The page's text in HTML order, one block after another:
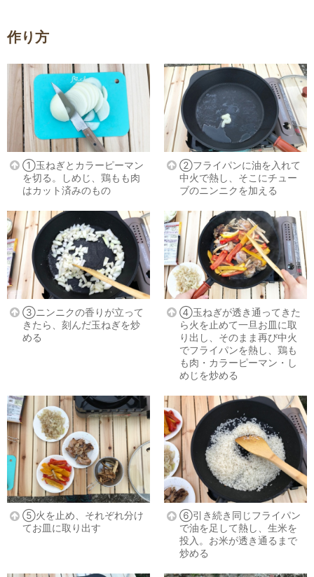
作り方
①玉ねぎとカラーピーマン
を切る。しめじ、鶏もも肉
はカット済みのもの
②フライパンに油を入れて
中火で熱し、そこにチュー
ブのニンニクを加える
③ニンニクの香りが立って
きたら、刻んだ玉ねぎを炒
める
④玉ねぎが透き通ってきた
ら火を止めて一旦お皿に取
り出し、そのまま再び中火
でフライパンを熱し、鶏も
も肉・カラーピーマン・し
めじを炒める
⑤火を止め、それぞれ分け
てお皿に取り出す
⑥引き続き同じフライパン
で油を足して熱し、生米を
投入。お米が透き通るまで
炒める